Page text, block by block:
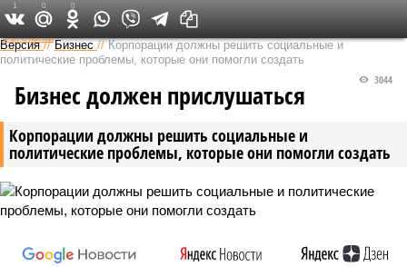
Федеральный выпуск
Версия //Бизнес //Корпорации должны решить социальные и
политические проблемы, которые они помогли создать
Корпорации должны решить социальные и
политические проблемы, которые они помогли создать
3044
Бизнес должен прислушаться
1 0 0